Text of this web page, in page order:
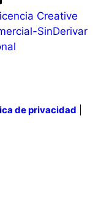
Creative
SinDerivar
de privacidad